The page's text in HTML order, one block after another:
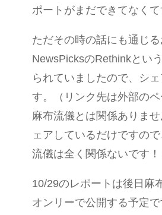
ポートがまだできてなくて
ただその時の話にも通じる
NewsPicksのRethinkとい
られていましたので、シ
す。（リンク先は外部のペ
麻布流儀とは関係ありま
ェアしているだけですの
流儀は全く関係ないです！
10/29のレポートは後日麻
オンリーで公開する予定